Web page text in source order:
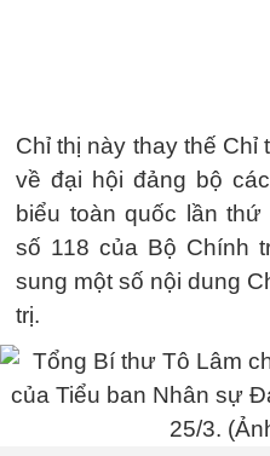
Chỉ thị này thay thế Chỉ
về đại hội đảng bộ
biểu toàn quốc lần
số 118 của Bộ Chính
sung một số nội dung
trị.